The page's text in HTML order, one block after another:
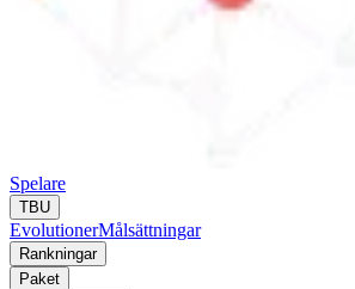
Spelare
TBU
EvolutionerMålsättningar
Rankningar
Paket